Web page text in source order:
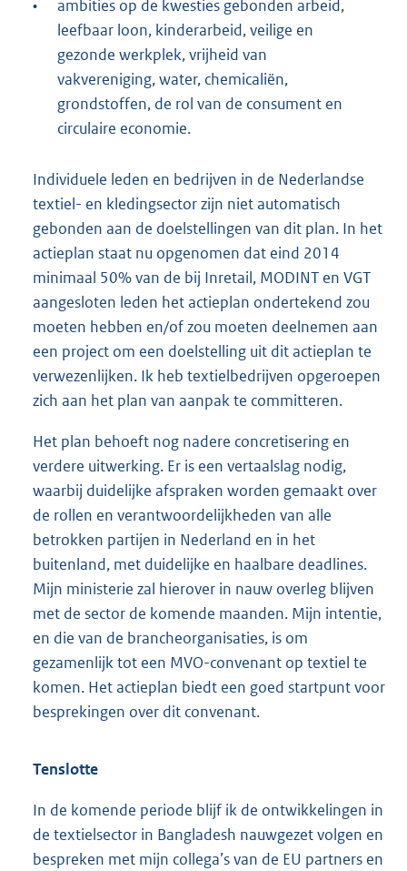
•
ambities op de kwesties gebonden arbeid,
leefbaar loon, kinderarbeid, veilige en
gezonde werkplek, vrijheid van
vakvereniging, water, chemicaliën,
grondstoffen, de rol van de consument en
circulaire economie.
Individuele leden en bedrijven in de Nederlandse
textiel- en kledingsector zijn niet automatisch
gebonden aan de doelstellingen van dit plan. In het
actieplan staat nu opgenomen dat eind 2014
minimaal 50% van de bij Inretail, MODINT en VGT
aangesloten leden het actieplan ondertekend zou
moeten hebben en/of zou moeten deelnemen aan
een project om een doelstelling uit dit actieplan te
verwezenlijken. Ik heb textielbedrijven opgeroepen
zich aan het plan van aanpak te committeren.
Het plan behoeft nog nadere concretisering en
verdere uitwerking. Er is een vertaalslag nodig,
waarbij duidelijke afspraken worden gemaakt over
de rollen en verantwoordelijkheden van alle
betrokken partijen in Nederland en in het
buitenland, met duidelijke en haalbare deadlines.
Mijn ministerie zal hierover in nauw overleg blijven
met de sector de komende maanden. Mijn intentie,
en die van de brancheorganisaties, is om
gezamenlijk tot een MVO-convenant op textiel te
komen. Het actieplan biedt een goed startpunt voor
besprekingen over dit convenant.
Tenslotte
In de komende periode blijf ik de ontwikkelingen in
de textielsector in Bangladesh nauwgezet volgen en
bespreken met mijn collega’s van de EU partners en